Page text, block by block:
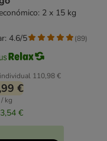
2 x 15 kg
110,98 €
€
kg
€
4.6/5 (89)